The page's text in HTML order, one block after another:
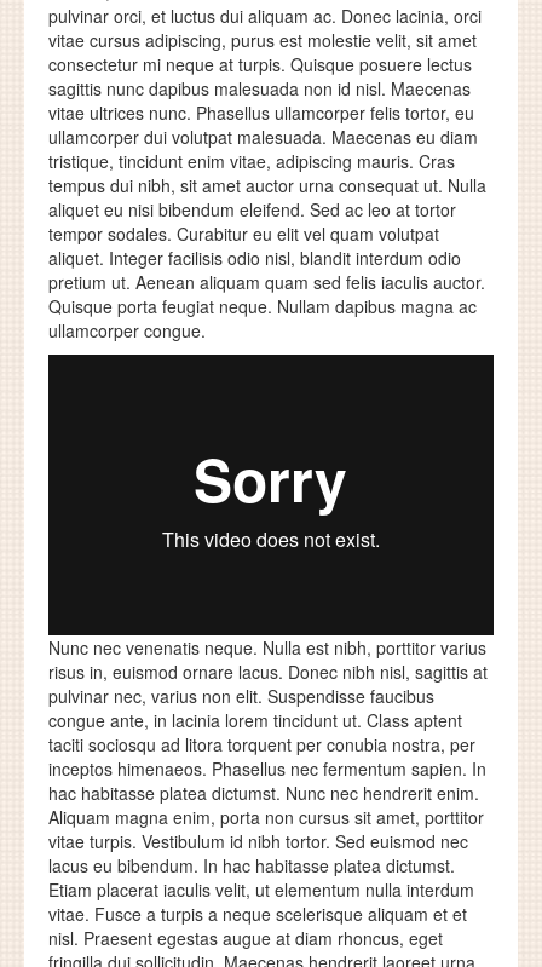
pulvinar orci, et luctus dui aliquam ac. Donec lacinia, orci
vitae cursus adipiscing, purus est molestie velit, sit amet
consectetur mi neque at turpis. Quisque posuere lectus
sagittis nunc dapibus malesuada non id nisl. Maecenas
vitae ultrices nunc. Phasellus ullamcorper felis tortor, eu
ullamcorper dui volutpat malesuada. Maecenas eu diam
tristique, tincidunt enim vitae, adipiscing mauris. Cras
tempus dui nibh, sit amet auctor urna consequat ut. Nulla
aliquet eu nisi bibendum eleifend. Sed ac leo at tortor
tempor sodales. Curabitur eu elit vel quam volutpat
aliquet. Integer facilisis odio nisl, blandit interdum odio
pretium ut. Aenean aliquam quam sed felis iaculis auctor.
Quisque porta feugiat neque. Nullam dapibus magna ac
ullamcorper congue.
Nunc nec venenatis neque. Nulla est nibh, porttitor varius
risus in, euismod ornare lacus. Donec nibh nisl, sagittis at
pulvinar nec, varius non elit. Suspendisse faucibus
congue ante, in lacinia lorem tincidunt ut. Class aptent
taciti sociosqu ad litora torquent per conubia nostra, per
inceptos himenaeos. Phasellus nec fermentum sapien. In
hac habitasse platea dictumst. Nunc nec hendrerit enim.
Aliquam magna enim, porta non cursus sit amet, porttitor
vitae turpis. Vestibulum id nibh tortor. Sed euismod nec
lacus eu bibendum. In hac habitasse platea dictumst.
Etiam placerat iaculis velit, ut elementum nulla interdum
vitae. Fusce a turpis a neque scelerisque aliquam et et
nisl. Praesent egestas augue at diam rhoncus, eget
fringilla dui sollicitudin. Maecenas hendrerit laoreet urna,